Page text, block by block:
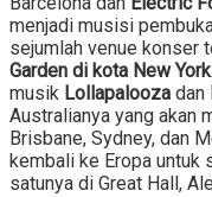
menjadi musisi
sejumlah venue konser
Garden di kota New York
musik Lollapalooza dan
Australianya yang akan
Brisbane, Sydney, dan
kembali ke Eropa untuk
satunya di Great Hall,